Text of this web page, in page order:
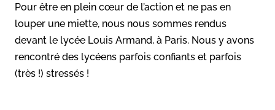
Pour être en plein cœur de l’action et ne pas en
louper une miette, nous nous sommes rendus
devant le lycée Louis Armand, à Paris. Nous y avons
rencontré des lycéens parfois confiants et parfois
(très !) stressés !